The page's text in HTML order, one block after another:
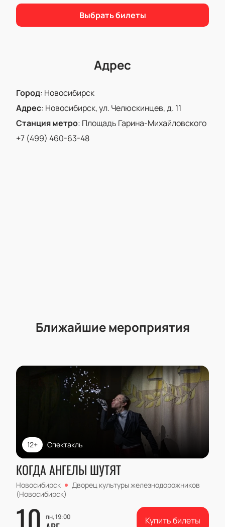
рекомендуем поторопиться и купить билеты на
нашем сайте заранее, чтобы гарантировать себе
Выбрать билеты
Адрес
Город: Новосибирск
Адрес: Новосибирск, ул. Челюскинцев, д. 11
Станция метро: Площадь Гарина-Михайловского
+7 (499) 460-63-48
Ближайшие мероприятия
Спектакль
12+
КОГДА АНГЕЛЫ ШУТЯТ
Новосибирск
Дворец культуры железнодорожников
(Новосибирск)
пн, 19:00 Купить билеты